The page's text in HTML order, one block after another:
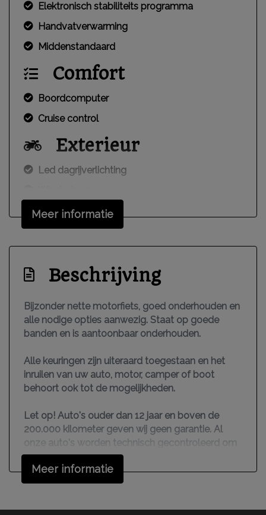
Elektronisch stabiliteits programma
Handvatverwarming
Middenstandaard
Comfort
Boordcomputer
Cruise control
Exterieur
Led dagrijverlichting
Meer informatie
Beschrijving
Bijzonder nette motorfiets, goed onderhouden en
alle nodige opties aanwezig. Staat op goede
banden en is aantoonbaar onderhouden.
Alle keuringen zijn uiteraard toegestaan en het
inruilen van uw auto, motor, camper of boot
behoort ook tot de mogelijkheden.
Let op! Auto's ouder dan 12 jaar en boven de
200.000 kilometer geven wij geen garantie. Al
onze auto's worden technisch gecontroleerd om
zo een goed inzichtelijk beeld te krijgen wat u
koopt. Wij hebben geen garagebedrijf en zijn
afhankelijk van derden voor het uitvoeren van
200.000 kilometer kunnen wij via AutoTrust in de
Meer informatie